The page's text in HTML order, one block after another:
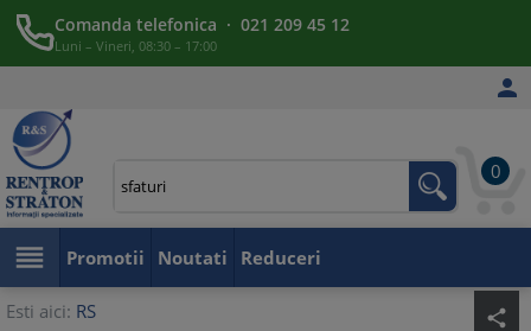
Comanda telefonica · 021 209 45 12
Luni – Vineri, 08:30 – 17:00

0
 Promotii Noutati Reduceri
Esti aici: RS share